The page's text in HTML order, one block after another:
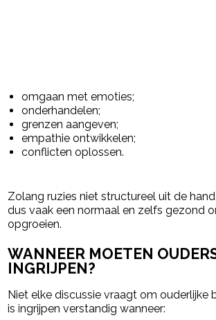
omgaan met emoties;
onderhandelen;
grenzen aangeven;
empathie ontwikkelen;
conflicten oplossen.
Zolang ruzies niet structureel uit de
dus vaak een normaal en zelfs gezond
opgroeien.
WANNEER MOETEN
INGRIJPEN?
Niet elke discussie vraagt om ouderlijke
is ingrijpen verstandig wanneer: